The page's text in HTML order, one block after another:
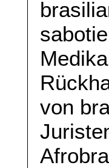
von